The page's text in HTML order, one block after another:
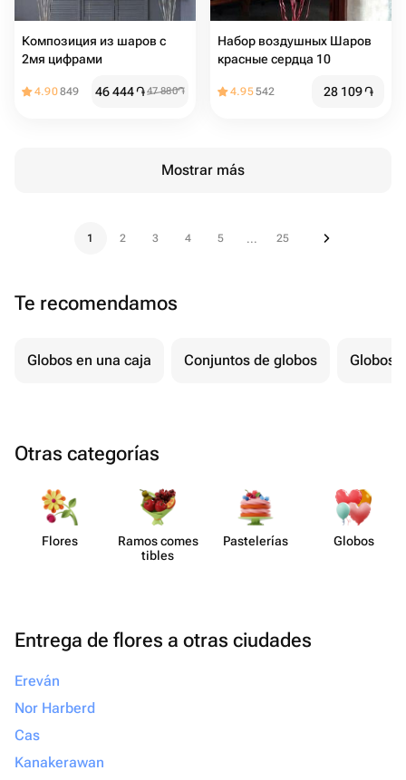
Композиция из шаров с
2мя цифрами
4.90849 46 444֏47 880֏
Набор воздушных Шаров
красные сердца 10
4.95542 28 109֏
Mostrar más
1 2 3 4 5 ... 25
Te recomendamos
Globos en una caja Conjuntos de globos Globos
Otras categorías
Flores
Ramos comes​
tibles
Paste​lerías Globos
Entrega de flores a otras ciudades
Ereván
Nor Harberd
Cas
Kanakerawan